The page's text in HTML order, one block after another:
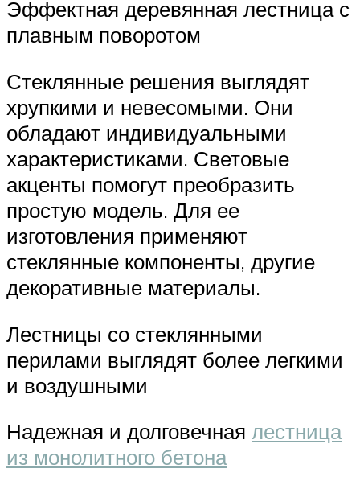
Эффектная деревянная лестница с
плавным поворотом
Стеклянные решения выглядят
хрупкими и невесомыми. Они
обладают индивидуальными
характеристиками. Световые
акценты помогут преобразить
простую модель. Для ее
изготовления применяют
стеклянные компоненты, другие
декоративные материалы.
Лестницы со стеклянными
перилами выглядят более легкими
и воздушными
Надежная и долговечная лестница
из монолитного бетона